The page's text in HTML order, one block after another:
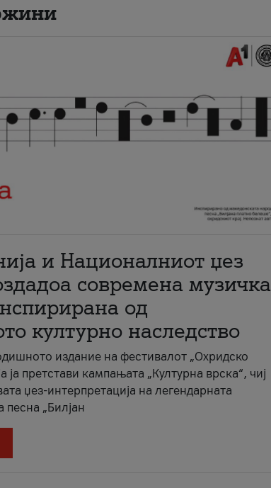
и Националниот џез
современа музичка
од
културно наследство
издание на фестивалот „Охридско
ја претстави кампањата „Културна врска“, чиј
џез-интерпретација на легендарната
„Билјан